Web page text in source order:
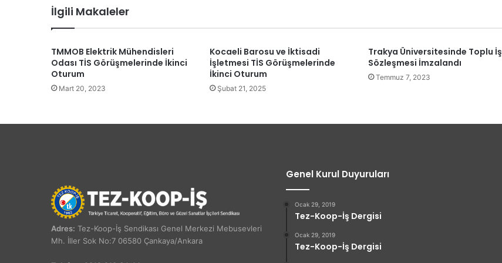
İlgili Makaleler
TMMOB Elektrik Mühendisleri
Odası TİS Görüşmelerinde İkinci
Oturum
Mart 20, 2023
Kocaeli Barosu ve İktisadi
İşletmesi TİS Görüşmelerinde
İkinci Oturum
Şubat 21, 2025
Trakya Üniversitesinde Toplu İş
Sözleşmesi İmzalandı
Temmuz 7, 2023
Adres: Tez-Koop-İş Sendikası Genel Merkezi Mebusevleri
Mh. İller Sok No:7 06580 Çankaya/Ankara
Genel Kurul Duyuruları
Ocak 29, 2019
Tez-Koop-İş Dergisi
Ocak 29, 2019
Tez-Koop-İş Dergisi